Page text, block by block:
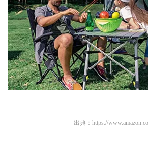
出典： https://